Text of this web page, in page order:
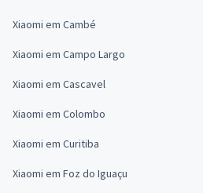
Xiaomi em Cambé
Xiaomi em Campo Largo
Xiaomi em Cascavel
Xiaomi em Colombo
Xiaomi em Curitiba
Xiaomi em Foz do Iguaçu